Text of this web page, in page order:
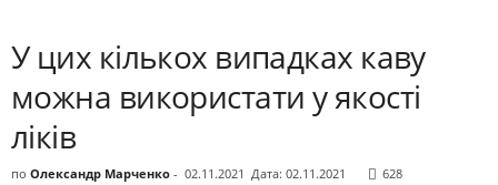
У цих кількох випадках каву
можна використати у якості
ліків
по Олександр Марченко - 02.11.2021 Дата: 02.11.2021 628